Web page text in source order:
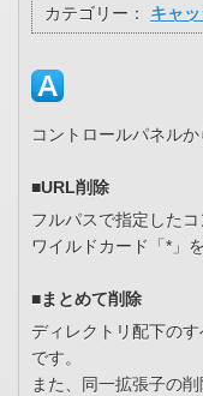
カテゴリー： キャ
コントロールパネル
■URL削除
フルパスで指定した
ワイルドカード「*」
■まとめて削除
ディレクトリ配下の
です。
また、同一拡張子の削